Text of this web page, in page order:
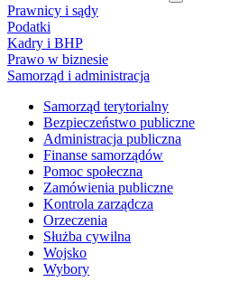
Prawnicy i sądy
Podatki
Kadry i BHP
Prawo w biznesie
Samorząd i administracja
Samorząd terytorialny
Bezpieczeństwo publiczne
Administracja publiczna
Finanse samorządów
Pomoc społeczna
Zamówienia publiczne
Kontrola zarządcza
Orzeczenia
Służba cywilna
Wojsko
Wybory